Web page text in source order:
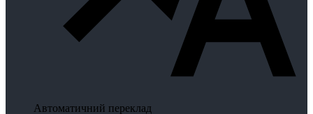
Автоматичний переклад